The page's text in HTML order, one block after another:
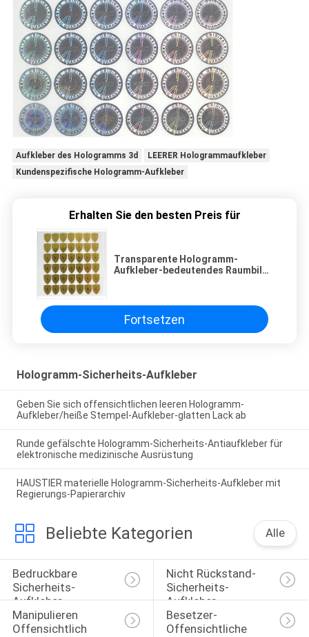
Aufkleber des Hologramms 3d
LEERER Hologrammaufkleber
Kundenspezifische Hologramm-Aufkleber
Erhalten Sie den besten Preis für
Transparente Hologramm-
Aufkleber-bedeutendes Raumbild
Fortsetzen
Hologramm-Sicherheits-Aufkleber
Geben Sie sich offensichtlichen leeren Hologramm-
Aufkleber/heiße Stempel-Aufkleber-glatten Lack ab
Runde gefälschte Hologramm-Sicherheits-Antiaufkleber für
elektronische medizinische Ausrüstung
HAUSTIER materielle Hologramm-Sicherheits-Aufkleber mit
Regierungs-Papierarchiv
Beliebte Kategorien Alle
Bedruckbare
Sicherheits-
Aufkleber
Nicht Rückstand-
Sicherheits-
Aufkleber
Manipulieren
Offensichtlich
Besetzer-
Offensichtliche